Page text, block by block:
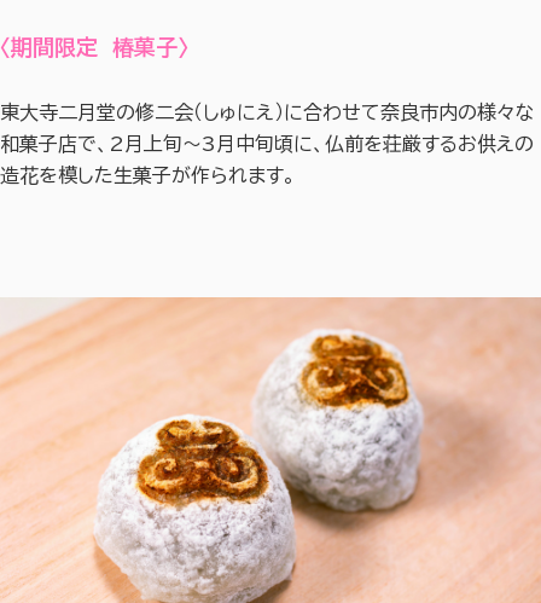
〈期間限定 椿菓子〉
東大寺二月堂の修二会（しゅにえ）に合わせて奈良市内の様々な
和菓子店で、2月上旬～3月中旬頃に、仏前を荘厳するお供えの
造花を模した生菓子が作られます。